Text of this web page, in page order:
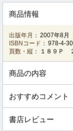
商品情報
出版年月： 2007年8月
ISBNコード： 978-4-
頁数・縦：
１８９Ｐ
商品の内容
おすすめコメント
書店レビュー